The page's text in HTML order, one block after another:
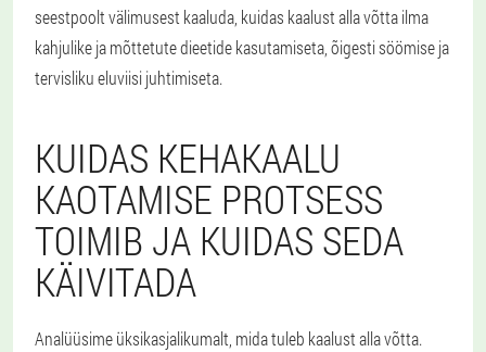
seestpoolt välimusest kaaluda, kuidas kaalust alla võtta ilma
kahjulike ja mõttetute dieetide kasutamiseta, õigesti söömise ja
tervisliku eluviisi juhtimiseta.
KUIDAS KEHAKAALU
KAOTAMISE PROTSESS
TOIMIB JA KUIDAS SEDA
KÄIVITADA
Analüüsime üksikasjalikumalt, mida tuleb kaalust alla võtta.